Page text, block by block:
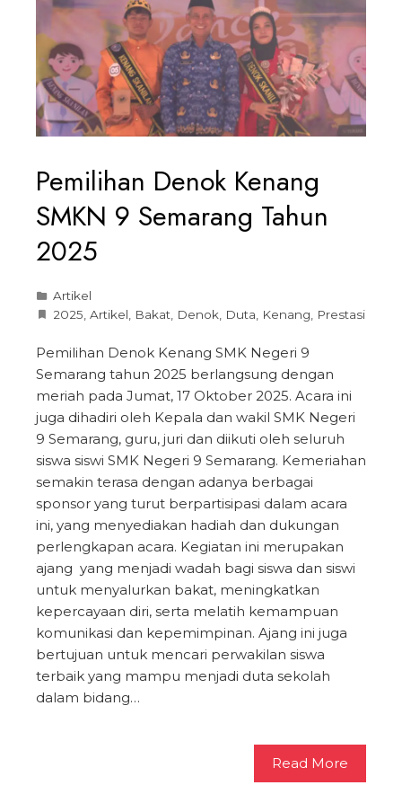
Pemilihan Denok Kenang
SMKN 9 Semarang Tahun
2025
Artikel
2025, Artikel, Bakat, Denok, Duta, Kenang, Prestasi
Pemilihan Denok Kenang SMK Negeri 9
Semarang tahun 2025 berlangsung dengan
meriah pada Jumat, 17 Oktober 2025. Acara ini
juga dihadiri oleh Kepala dan wakil SMK Negeri
9 Semarang, guru, juri dan diikuti oleh seluruh
siswa siswi SMK Negeri 9 Semarang. Kemeriahan
semakin terasa dengan adanya berbagai
sponsor yang turut berpartisipasi dalam acara
ini, yang menyediakan hadiah dan dukungan
perlengkapan acara. Kegiatan ini merupakan
ajang yang menjadi wadah bagi siswa dan siswi
untuk menyalurkan bakat, meningkatkan
kepercayaan diri, serta melatih kemampuan
komunikasi dan kepemimpinan. Ajang ini juga
bertujuan untuk mencari perwakilan siswa
terbaik yang mampu menjadi duta sekolah
dalam bidang…
Read More